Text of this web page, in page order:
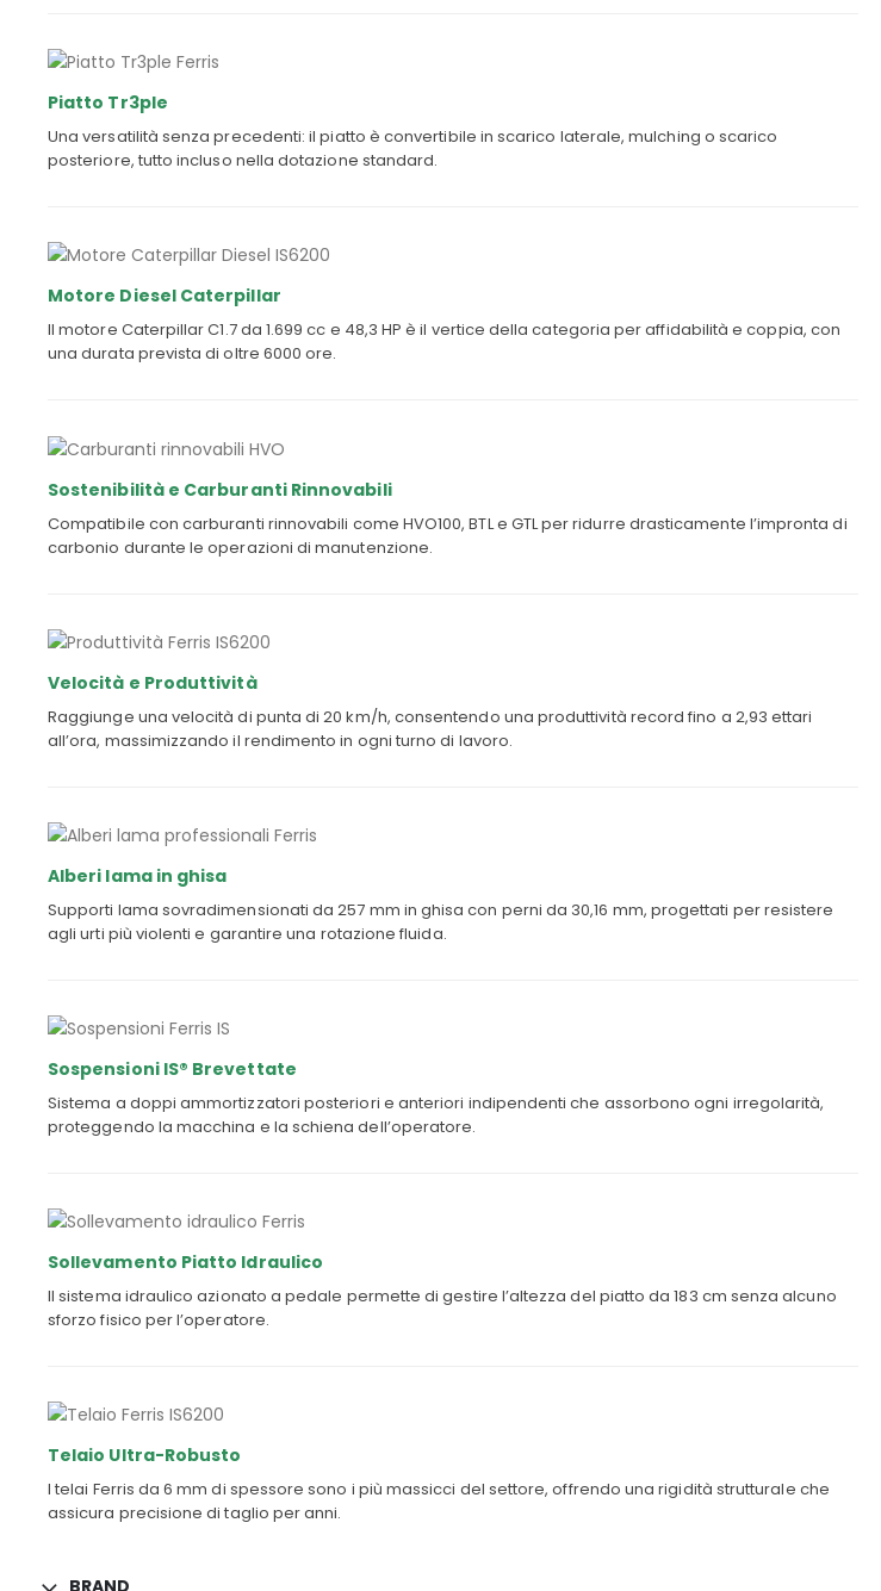
Piatto Tr3ple
Una versatilità senza precedenti: il piatto è convertibile in scarico laterale, mulching o scarico
posteriore, tutto incluso nella dotazione standard.
Motore Diesel Caterpillar
Il motore Caterpillar C1.7 da 1.699 cc e 48,3 HP è il vertice della categoria per affidabilità e coppia, con
una durata prevista di oltre 6000 ore.
Sostenibilità e Carburanti Rinnovabili
Compatibile con carburanti rinnovabili come HVO100, BTL e GTL per ridurre drasticamente l’impronta di
carbonio durante le operazioni di manutenzione.
Velocità e Produttività
Raggiunge una velocità di punta di 20 km/h, consentendo una produttività record fino a 2,93 ettari
all’ora, massimizzando il rendimento in ogni turno di lavoro.
Alberi lama in ghisa
Supporti lama sovradimensionati da 257 mm in ghisa con perni da 30,16 mm, progettati per resistere
agli urti più violenti e garantire una rotazione fluida.
Sospensioni IS® Brevettate
Sistema a doppi ammortizzatori posteriori e anteriori indipendenti che assorbono ogni irregolarità,
proteggendo la macchina e la schiena dell’operatore.
Sollevamento Piatto Idraulico
Il sistema idraulico azionato a pedale permette di gestire l’altezza del piatto da 183 cm senza alcuno
sforzo fisico per l’operatore.
Telaio Ultra-Robusto
I telai Ferris da 6 mm di spessore sono i più massicci del settore, offrendo una rigidità strutturale che
assicura precisione di taglio per anni.